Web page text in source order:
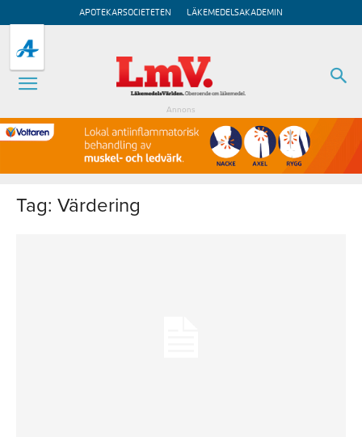
APOTEKARSOCIETETEN LÄKEMEDELSAKADEMIN
Annons
Tag: Värdering